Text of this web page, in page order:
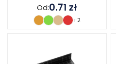
Od:0.71 zł
+2